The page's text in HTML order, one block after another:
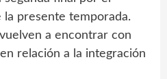
la presente temporada.
a encontrar con
relación a la integración